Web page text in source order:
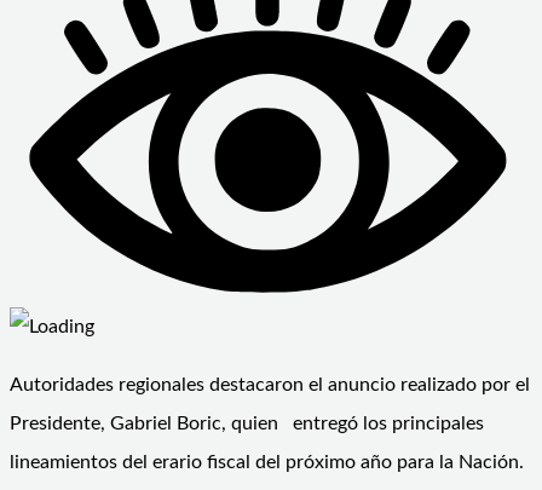
Autoridades regionales destacaron el anuncio realizado por el
Presidente, Gabriel Boric, quien entregó los principales
lineamientos del erario fiscal del próximo año para la Nación.